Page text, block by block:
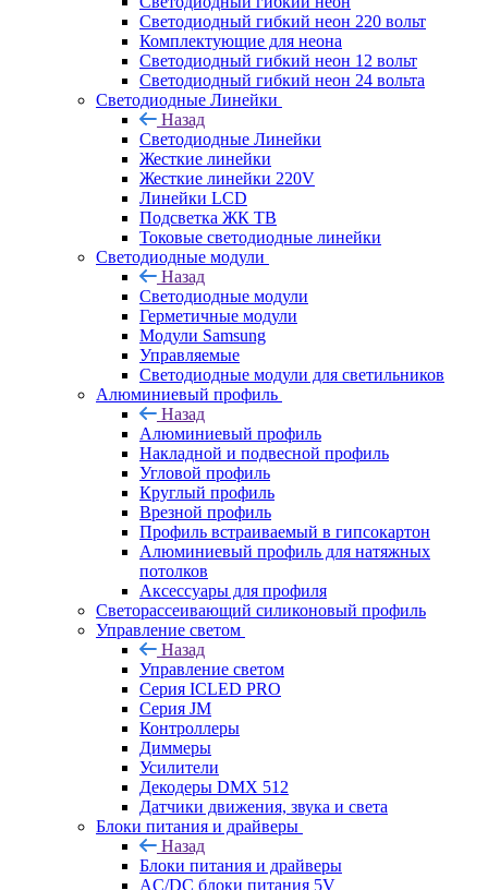
Светодиодный гибкий неон 220 вольт
Комплектующие для неона
Светодиодный гибкий неон 12 вольт
Светодиодный гибкий неон 24 вольта
Светодиодные Линейки
Назад
Светодиодные Линейки
Жесткие линейки
Жесткие линейки 220V
Линейки LCD
Подсветка ЖК ТВ
Токовые светодиодные линейки
Светодиодные модули
Назад
Светодиодные модули
Герметичные модули
Модули Samsung
Управляемые
Светодиодные модули для светильников
Алюминиевый профиль
Назад
Алюминиевый профиль
Накладной и подвесной профиль
Угловой профиль
Круглый профиль
Врезной профиль
Профиль встраиваемый в гипсокартон
Алюминиевый профиль для натяжных
потолков
Аксессуары для профиля
Светорассеивающий силиконовый профиль
Управление светом
Назад
Управление светом
Серия ICLED PRO
Серия JM
Контроллеры
Диммеры
Усилители
Декодеры DMX 512
Датчики движения, звука и света
Блоки питания и драйверы
Назад
Блоки питания и драйверы
AC/DC блоки питания 5V